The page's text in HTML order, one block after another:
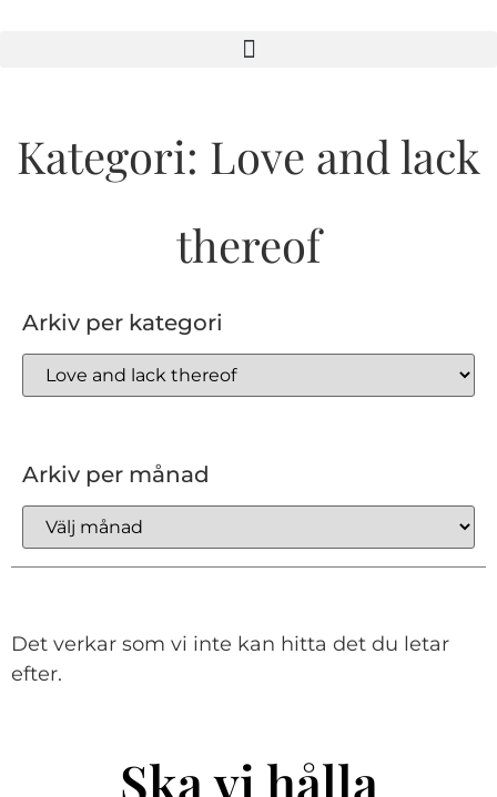
Kategori: Love and lack
thereof
Arkiv per kategori
Arkiv per månad
Det verkar som vi inte kan hitta det du letar
efter.
Ska vi hålla